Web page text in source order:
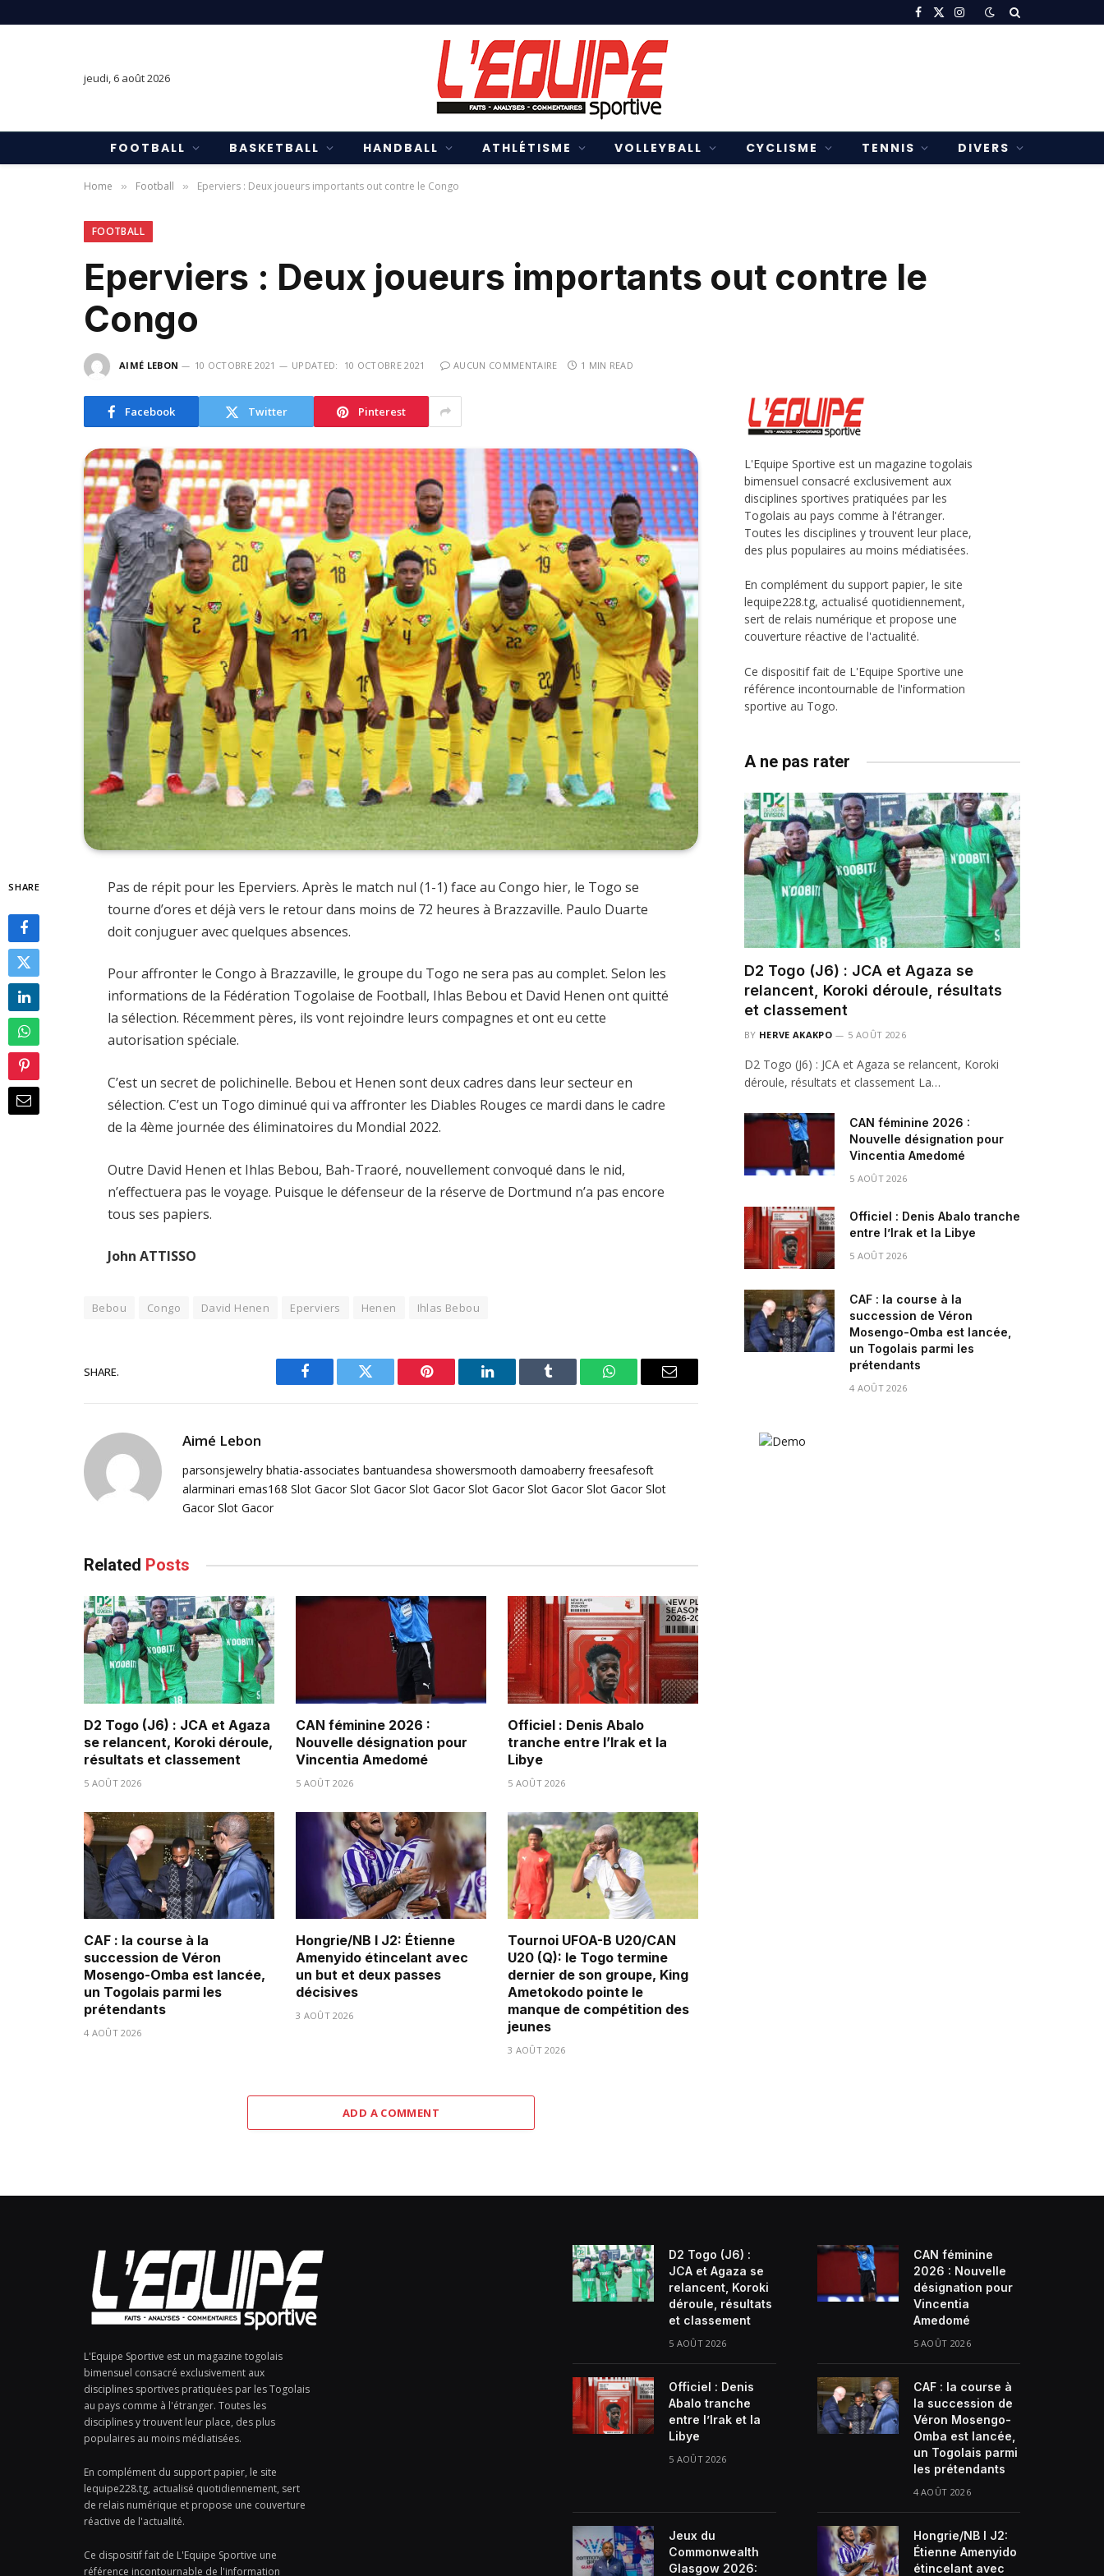
Facebook
X
Instagram
jeudi, 6 août 2026
FOOTBALL BASKETBALL HANDBALL ATHLÉTISME VOLLEYBALL CYCLISME TENNIS DIVERS
Home » Football » Eperviers : Deux joueurs importants out contre le Congo
FOOTBALL
Eperviers : Deux joueurs importants out contre le
Congo
AIMÉ LEBON 10 OCTOBRE 2021 UPDATED: 10 OCTOBRE 2021 AUCUN COMMENTAIRE 1 MIN READ
Facebook Twitter Pinterest
SHARE
Pas de répit pour les Eperviers. Après le match nul (1-1) face au Congo hier, le Togo se
tourne d’ores et déjà vers le retour dans moins de 72 heures à Brazzaville. Paulo Duarte
doit conjuguer avec quelques absences.
Pour affronter le Congo à Brazzaville, le groupe du Togo ne sera pas au complet. Selon les
informations de la Fédération Togolaise de Football, Ihlas Bebou et David Henen ont quitté
la sélection. Récemment pères, ils vont rejoindre leurs compagnes et ont eu cette
autorisation spéciale.
C’est un secret de polichinelle. Bebou et Henen sont deux cadres dans leur secteur en
sélection. C’est un Togo diminué qui va affronter les Diables Rouges ce mardi dans le cadre
de la 4ème journée des éliminatoires du Mondial 2022.
Outre David Henen et Ihlas Bebou, Bah-Traoré, nouvellement convoqué dans le nid,
n’effectuera pas le voyage. Puisque le défenseur de la réserve de Dortmund n’a pas encore
tous ses papiers.
John ATTISSO
Bebou Congo David Henen Eperviers Henen Ihlas Bebou
SHARE.
Facebook Twitter Pinterest LinkedIn Tumblr WhatsAppEmail
Aimé Lebon
parsonsjewelry bhatia-associates bantuandesa showersmooth damoaberry freesafesoft
alarminari emas168 Slot Gacor Slot Gacor Slot Gacor Slot Gacor Slot Gacor Slot Gacor Slot
Gacor Slot Gacor
Related Posts
D2 Togo (J6) : JCA et Agaza
se relancent, Koroki déroule,
résultats et classement
5 AOÛT 2026
CAN féminine 2026 :
Nouvelle désignation pour
Vincentia Amedomé
5 AOÛT 2026
Officiel : Denis Abalo
tranche entre l’Irak et la
Libye
5 AOÛT 2026
CAF : la course à la
succession de Véron
Mosengo-Omba est lancée,
un Togolais parmi les
prétendants
4 AOÛT 2026
Hongrie/NB I J2: Étienne
Amenyido étincelant avec
un but et deux passes
décisives
3 AOÛT 2026
Tournoi UFOA-B U20/CAN
U20 (Q): le Togo termine
dernier de son groupe, King
Ametokodo pointe le
manque de compétition des
jeunes
3 AOÛT 2026
ADD A COMMENT
L'Equipe Sportive est un magazine togolais
bimensuel consacré exclusivement aux
disciplines sportives pratiquées par les
Togolais au pays comme à l'étranger.
Toutes les disciplines y trouvent leur place,
des plus populaires au moins médiatisées.
En complément du support papier, le site
lequipe228.tg, actualisé quotidiennement,
sert de relais numérique et propose une
couverture réactive de l'actualité.
Ce dispositif fait de L'Equipe Sportive une
référence incontournable de l'information
sportive au Togo.
A ne pas rater
D2 Togo (J6) : JCA et Agaza se
relancent, Koroki déroule, résultats
et classement
BY HERVE AKAKPO 5 AOÛT 2026
D2 Togo (J6) : JCA et Agaza se relancent, Koroki
déroule, résultats et classement La…
CAN féminine 2026 :
Nouvelle désignation pour
Vincentia Amedomé
5 AOÛT 2026
Officiel : Denis Abalo tranche
entre l’Irak et la Libye
5 AOÛT 2026
CAF : la course à la
succession de Véron
Mosengo-Omba est lancée,
un Togolais parmi les
prétendants
4 AOÛT 2026
L'Equipe Sportive est un magazine togolais
bimensuel consacré exclusivement aux
disciplines sportives pratiquées par les Togolais
au pays comme à l'étranger. Toutes les
disciplines y trouvent leur place, des plus
populaires au moins médiatisées.
En complément du support papier, le site
lequipe228.tg, actualisé quotidiennement, sert
de relais numérique et propose une couverture
réactive de l'actualité.
Ce dispositif fait de L'Equipe Sportive une
référence incontournable de l'information
D2 Togo (J6) :
JCA et Agaza se
relancent, Koroki
déroule, résultats
et classement
5 AOÛT 2026
CAN féminine
2026 : Nouvelle
désignation pour
Vincentia
Amedomé
5 AOÛT 2026
Officiel : Denis
Abalo tranche
entre l’Irak et la
Libye
5 AOÛT 2026
CAF : la course à
la succession de
Véron Mosengo-
Omba est lancée,
un Togolais parmi
les prétendants
4 AOÛT 2026
Jeux du
Commonwealth
Glasgow 2026:
Hongrie/NB I J2:
Étienne Amenyido
étincelant avec